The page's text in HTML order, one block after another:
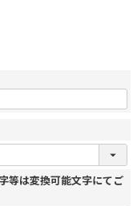
は変換可能文字にてご